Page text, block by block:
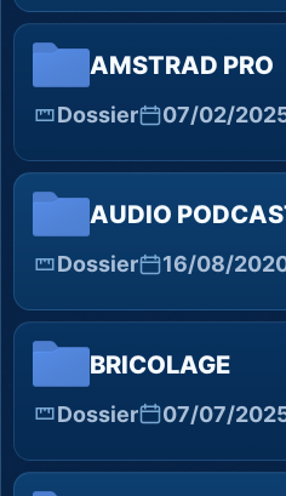
AMSTRAD PRO
Dossier 07/02/
AUDIO
Dossier 16/08/
BRICOLAGE
Dossier 07/07/